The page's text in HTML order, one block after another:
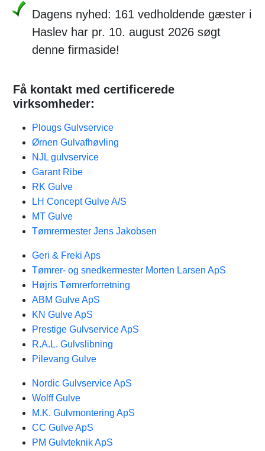
Dagens nyhed: 161 vedholdende gæster i
Haslev har pr. 10. august 2026 søgt
denne firmaside!
Få kontakt med certificerede
virksomheder:
Plougs Gulvservice
Ørnen Gulvafhøvling
NJL gulvservice
Garant Ribe
RK Gulve
LH Concept Gulve A/S
MT Gulve
Tømrermester Jens Jakobsen
Geri & Freki Aps
Tømrer- og snedkermester Morten Larsen ApS
Højris Tømrerforretning
ABM Gulve ApS
KN Gulve ApS
Prestige Gulvservice ApS
R.A.L. Gulvslibning
Pilevang Gulve
Nordic Gulvservice ApS
Wolff Gulve
M.K. Gulvmontering ApS
CC Gulve ApS
PM Gulvteknik ApS